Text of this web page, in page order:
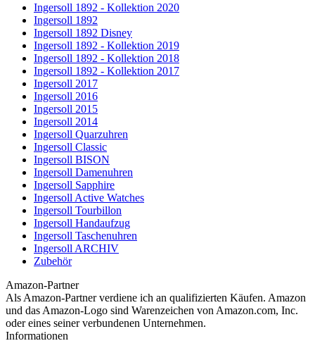
Ingersoll 1892 - Kollektion 2020
Ingersoll 1892
Ingersoll 1892 Disney
Ingersoll 1892 - Kollektion 2019
Ingersoll 1892 - Kollektion 2018
Ingersoll 1892 - Kollektion 2017
Ingersoll 2017
Ingersoll 2016
Ingersoll 2015
Ingersoll 2014
Ingersoll Quarzuhren
Ingersoll Classic
Ingersoll BISON
Ingersoll Damenuhren
Ingersoll Sapphire
Ingersoll Active Watches
Ingersoll Tourbillon
Ingersoll Handaufzug
Ingersoll Taschenuhren
Ingersoll ARCHIV
Zubehör
Amazon-Partner
Als Amazon-Partner verdiene ich an qualifizierten Käufen. Amazon
und das Amazon-Logo sind Warenzeichen von Amazon.com, Inc.
oder eines seiner verbundenen Unternehmen.
Informationen